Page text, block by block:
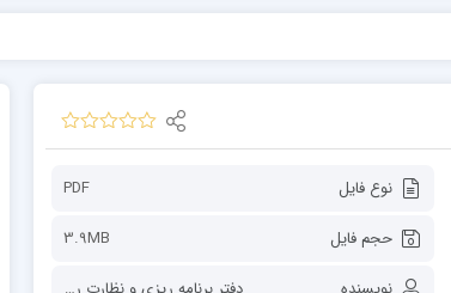
مدرسه علمیه المهدی (عج)/ آران و بیدگل
حوزه علمیه سفیران هدایت رهنان
مدرسه آیت الله العظمی گلپایگانی ره
نوع فایل
PDF
حجم فایل
3.9MB